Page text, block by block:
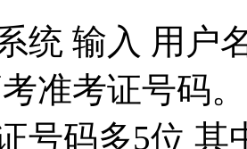
统 输入 用户
准考证号码
号码多5位 其